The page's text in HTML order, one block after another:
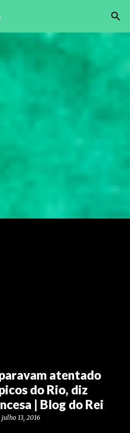
conteúdo principal
atentado
do Rio, diz
| Blog do Rei
julho 13, 2016